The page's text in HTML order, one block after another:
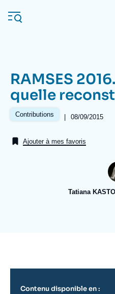
au
contenu
Navigation
principale
L'Ifri
Analyses
RAMSES
quelle
Contributions |
Date
publication
08/09/2015
Ajouter à mes favoris
Tatiana
Contenu disponible en :